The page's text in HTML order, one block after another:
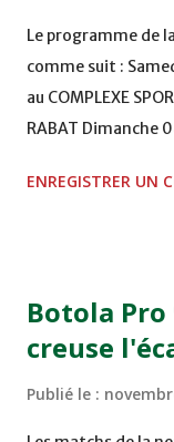
Le programme de
comme suit :
au COMPLEXE
RABAT Dimanche
TERRAIN EL ABDI -
Mardi 06/12/2011
DE FES - FES WAC
ENREGISTRER UN
Botola Pro
creuse
Publié le :